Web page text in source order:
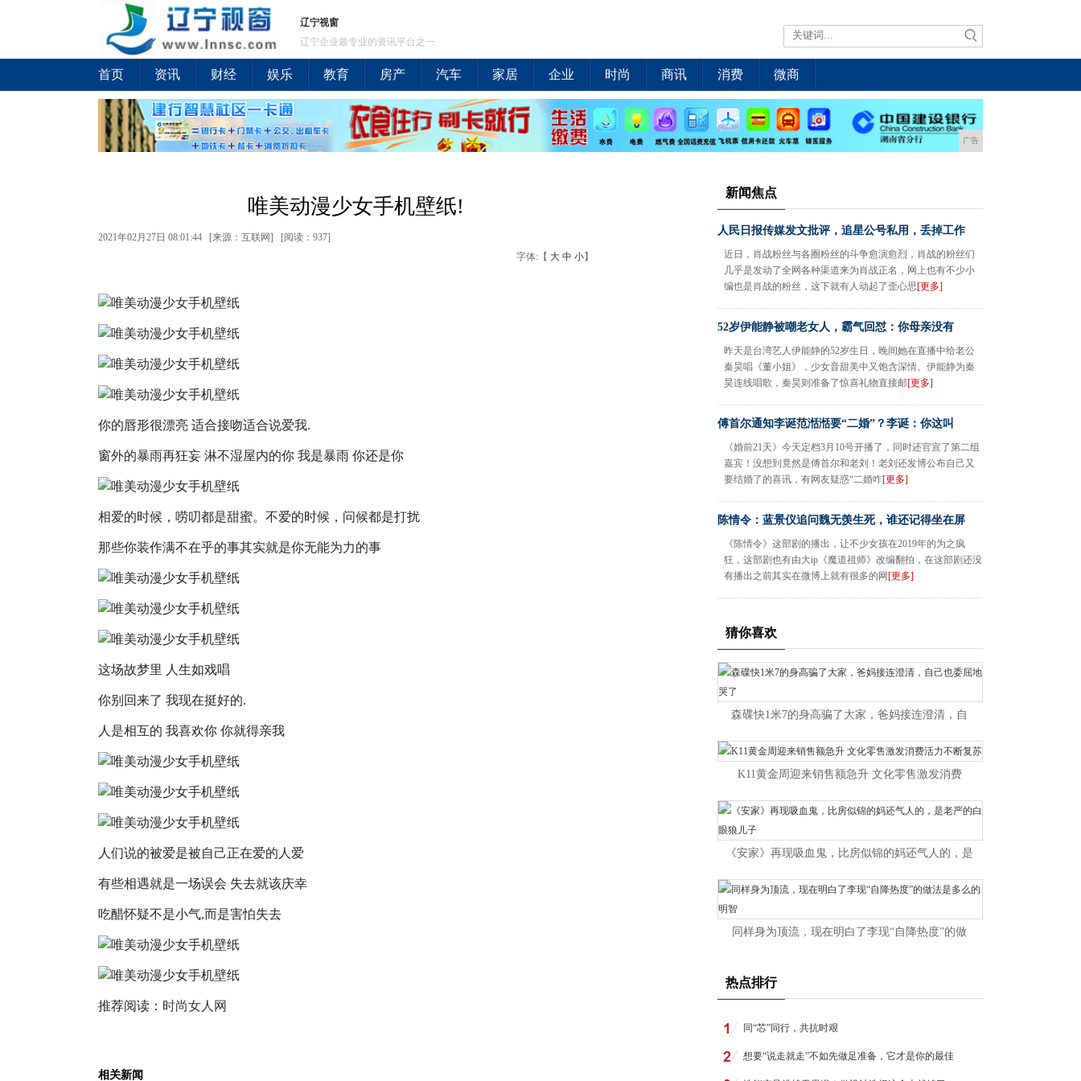
辽宁视窗
辽宁企业最专业的资讯平台之一
首页 资讯 财经 娱乐 教育 房产 汽车 家居 企业 时尚 商讯 消费 微商
广告
唯美动漫少女手机壁纸!
2021年02月27日 08:01:44 [来源：互联网] [阅读：937]
字体:【 大 中 小】
你的唇形很漂亮 适合接吻适合说爱我.
窗外的暴雨再狂妄 淋不湿屋内的你 我是暴雨 你还是你
相爱的时候，唠叨都是甜蜜。不爱的时候，问候都是打扰
那些你装作满不在乎的事其实就是你无能为力的事
这场故梦里 人生如戏唱
你别回来了 我现在挺好的.
人是相互的 我喜欢你 你就得亲我
人们说的被爱是被自己正在爱的人爱
有些相遇就是一场误会 失去就该庆幸
吃醋怀疑不是小气,而是害怕失去
推荐阅读： 时尚女人网
相关新闻
新闻焦点
人民日报传媒发文批评，追星公号私用，丢掉工作
近日，肖战粉丝与各圈粉丝的斗争愈演愈烈，肖战的粉丝们
几乎是发动了全网各种渠道来为肖战正名，网上也有不少小
编也是肖战的粉丝，这下就有人动起了歪心思[更多]
52岁伊能静被嘲老女人，霸气回怼：你母亲没有
昨天是台湾艺人伊能静的52岁生日，晚间她在直播中给老公
秦昊唱《董小姐》，少女音甜美中又饱含深情。伊能静为秦
昊连线唱歌，秦昊则准备了惊喜礼物直接邮[更多]
傅首尔通知李诞范湉湉要“二婚”？李诞：你这叫
《婚前21天》今天定档3月10号开播了，同时还官宣了第二组
嘉宾！没想到竟然是傅首尔和老刘！老刘还发博公布自己又
要结婚了的喜讯，有网友疑惑“二婚咋[更多]
陈情令：蓝景仪追问魏无羡生死，谁还记得坐在屏
《陈情令》这部剧的播出，让不少女孩在2019年的为之疯
狂，这部剧也有由大ip《魔道祖师》改编翻拍，在这部剧还没
有播出之前其实在微博上就有很多的网 [更多]
猜你喜欢
森碟快1米7的身高骗了大家，爸妈接连澄清，自
K11黄金周迎来销售额急升 文化零售激发消费
《安家》再现吸血鬼，比房似锦的妈还气人的，是
同样身为顶流，现在明白了李现“自降热度”的做
热点排行
同“芯”同行，共抗时艰
想要“说走就走”不如先做足准备，它才是你的最佳